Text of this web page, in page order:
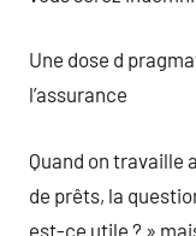
Une dose d
l’assurance
Quand on travaille
de prêts, la
est-ce utile ? »